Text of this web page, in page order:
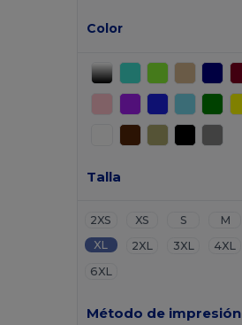
Color
Talla
2XS XS S M
XL
2XL 3XL 4XL
6XL
Método de impresión